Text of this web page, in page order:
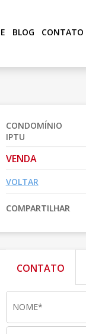
BLOG CONTATO
CONDOMÍNIO
IPTU
VENDA
VOLTAR
COMPARTILHAR
CONTATO